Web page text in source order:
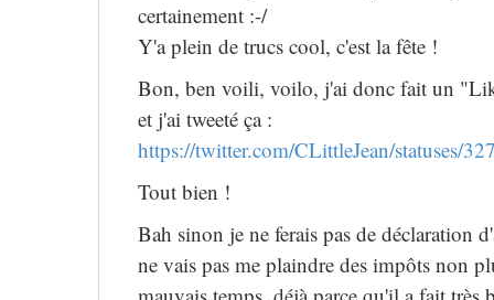
certainement :-/
Y'a plein de trucs cool, c'est la fête !
Bon, ben voili, voilo, j'ai donc fait un
et j'ai tweeté ça :
https://twitter.com/CLittleJean/statuses/
Tout bien !
Bah sinon je ne ferais pas de déclaration
ne vais pas me plaindre des impôts non